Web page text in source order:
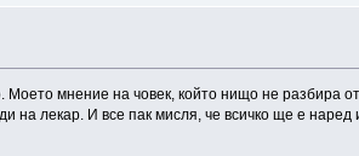
Моето мнение на човек, който нищо не разбира
на лекар. И все пак мисля, че всичко ще е